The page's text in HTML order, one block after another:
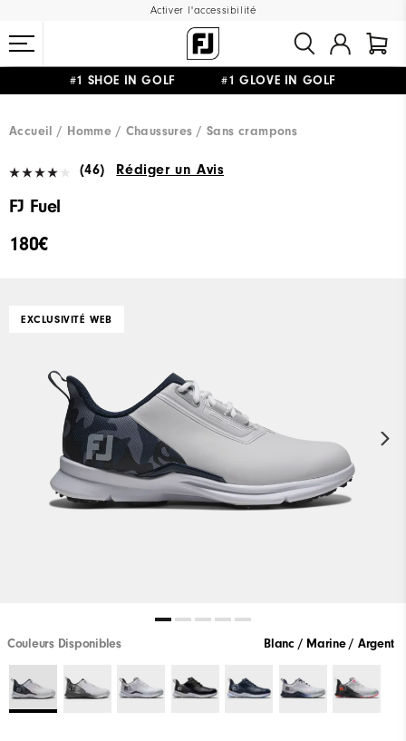
Activer l'accessibilité
#1 SHOE IN GOLF #1 GLOVE IN GOLF
Accueil
Homme Chaussures Sans crampons
(46) Rédiger un Avis
FJ Fuel
180€
EXCLUSIVITÉ WEB
Couleurs Disponibles Blanc / Marine / Argent